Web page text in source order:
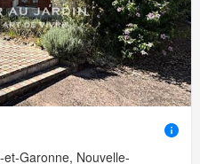
Garonne, Nouvelle-